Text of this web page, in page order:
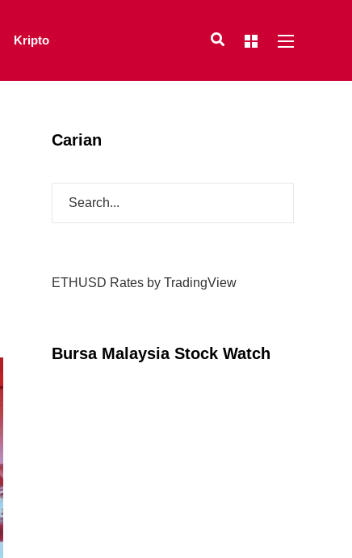
Kripto
Carian
ETHUSD Rates by TradingView
Bursa Malaysia Stock Watch